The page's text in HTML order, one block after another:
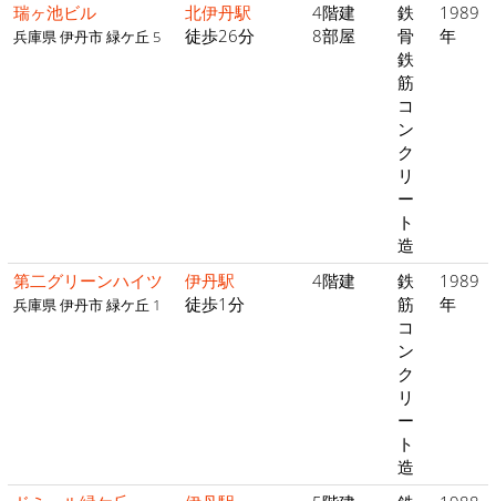
瑞ヶ池ビル
兵庫県 伊丹市 緑ケ丘 5
北伊丹駅
徒歩26分
4階建
8部屋
鉄
骨
鉄
筋
コ
ン
ク
リ
ー
ト
造
1989
年
第二グリーンハイツ
兵庫県 伊丹市 緑ケ丘 1
伊丹駅
徒歩1分
4階建
鉄
筋
コ
ン
ク
リ
ー
ト
造
1989
年